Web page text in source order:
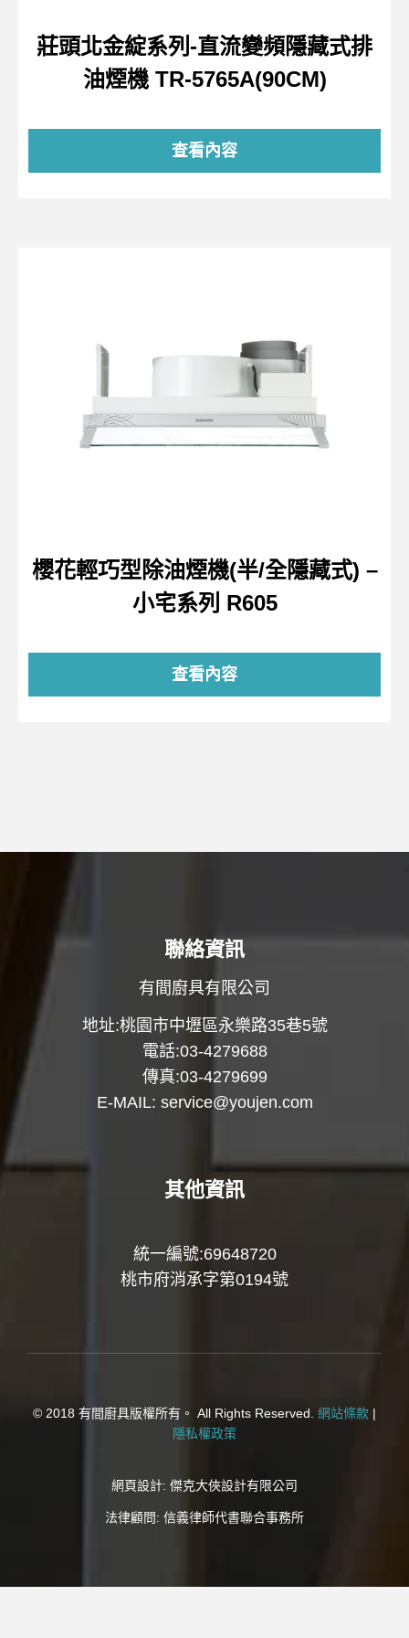
莊頭北金綻系列-直流變頻隱藏式排
油煙機 TR-5765A(90CM)
查看內容
櫻花輕巧型除油煙機(半/全隱藏式) –
小宅系列 R605
查看內容
聯絡資訊
有間廚具有限公司
地址:桃園市中壢區永樂路35巷5號
電話:03-4279688
傳真:03-4279699
E-MAIL: service@youjen.com
其他資訊
統一編號:69648720
桃市府消承字第0194號
© 2018 有間廚具版權所有。 All Rights Reserved. 網站條款 |
隱私權政策
網頁設計: 傑克大俠設計有限公司
法律顧問: 信義律師代書聯合事務所